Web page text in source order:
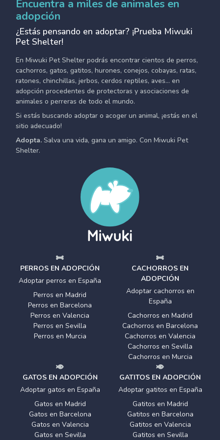
Encuentra a miles de animales en
adopción
¿Estás pensando en adoptar? ¡Prueba Miwuki
Pet Shelter!
En Miwuki Pet Shelter podrás encontrar cientos de perros,
cachorros, gatos, gatitos, hurones, conejos, cobayas, ratas,
ratones, chinchillas, jerbos, cerdos reptiles, aves... en
adopción procedentes de protectoras y asociaciones de
animales o perreras de todo el mundo.
Si estás buscando adoptar o acoger un animal, ¡estás en el
sitio adecuado!
Adopta. Salva una vida, gana un amigo. Con Miwuki Pet
Shelter.
PERROS EN ADOPCIÓN
Adoptar perros en España
Perros en Madrid
Perros en Barcelona
Perros en Valencia
Perros en Sevilla
Perros en Murcia
CACHORROS EN
ADOPCIÓN
Adoptar cachorros en
España
Cachorros en Madrid
Cachorros en Barcelona
Cachorros en Valencia
Cachorros en Sevilla
Cachorros en Murcia
GATOS EN ADOPCIÓN
Adoptar gatos en España
Gatos en Madrid
Gatos en Barcelona
Gatos en Valencia
Gatos en Sevilla
GATITOS EN ADOPCIÓN
Adoptar gatitos en España
Gatitos en Madrid
Gatitos en Barcelona
Gatitos en Valencia
Gatitos en Sevilla